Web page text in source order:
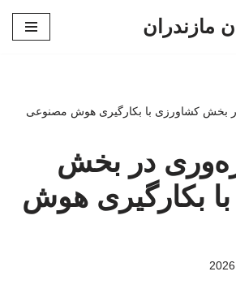
مازندران
بخش کشاورزی با بکارگیری هوش مصنوعی
در بخش
بکارگیری هوش